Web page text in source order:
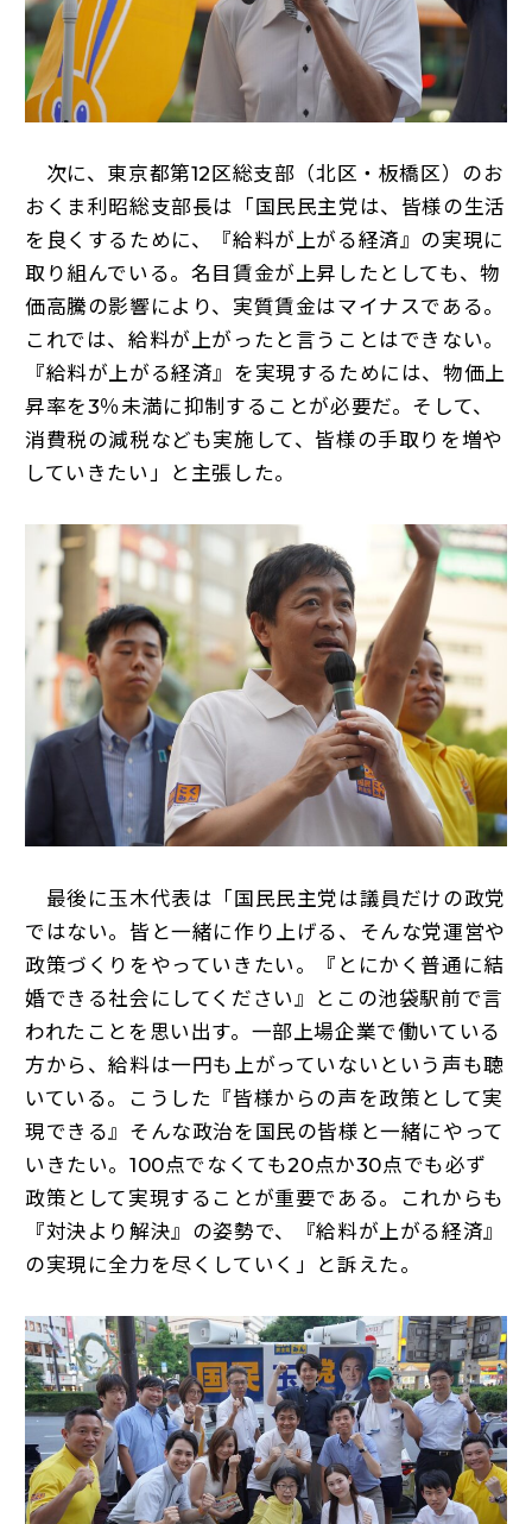
次に、東京都第12区総支部（北区・板橋区）のお
おくま利昭総支部長は「国民民主党は、皆様の生活
を良くするために、『給料が上がる経済』の実現に
取り組んでいる。名目賃金が上昇したとしても、物
価高騰の影響により、実質賃金はマイナスである。
これでは、給料が上がったと言うことはできない。
『給料が上がる経済』を実現するためには、物価上
昇率を3％未満に抑制することが必要だ。そして、
消費税の減税なども実施して、皆様の手取りを増や
していきたい」と主張した。
最後に玉木代表は「国民民主党は議員だけの政党
ではない。皆と一緒に作り上げる、そんな党運営や
政策づくりをやっていきたい。『とにかく普通に結
婚できる社会にしてください』とこの池袋駅前で言
われたことを思い出す。一部上場企業で働いている
方から、給料は一円も上がっていないという声も聴
いている。こうした『皆様からの声を政策として実
現できる』そんな政治を国民の皆様と一緒にやって
いきたい。100点でなくても20点か30点でも必ず
政策として実現することが重要である。これからも
『対決より解決』の姿勢で、『給料が上がる経済』
の実現に全力を尽くしていく」と訴えた。